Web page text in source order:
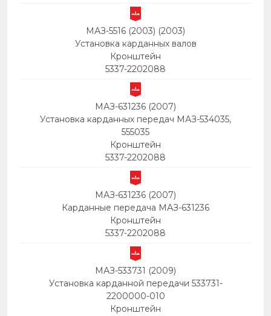
МАЗ-5516 (2003) (2003)
Установка карданных валов
Кронштейн
5337-2202088
МАЗ-631236 (2007)
Установка карданных передач МАЗ-534035,
555035
Кронштейн
5337-2202088
МАЗ-631236 (2007)
Карданные передача МАЗ-631236
Кронштейн
5337-2202088
МАЗ-533731 (2009)
Установка карданной передачи 533731-
2200000-010
Кронштейн